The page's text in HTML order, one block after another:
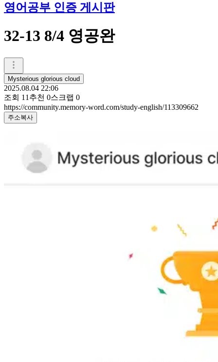
영어공부 인증 게시판
32-13 8/4 영공완
Mysterious glorious cloud
2025.08.04 22:06
조회 11 추천 0스크랩 0
https://community.memory-word.com/study-english/113309662
주소복사